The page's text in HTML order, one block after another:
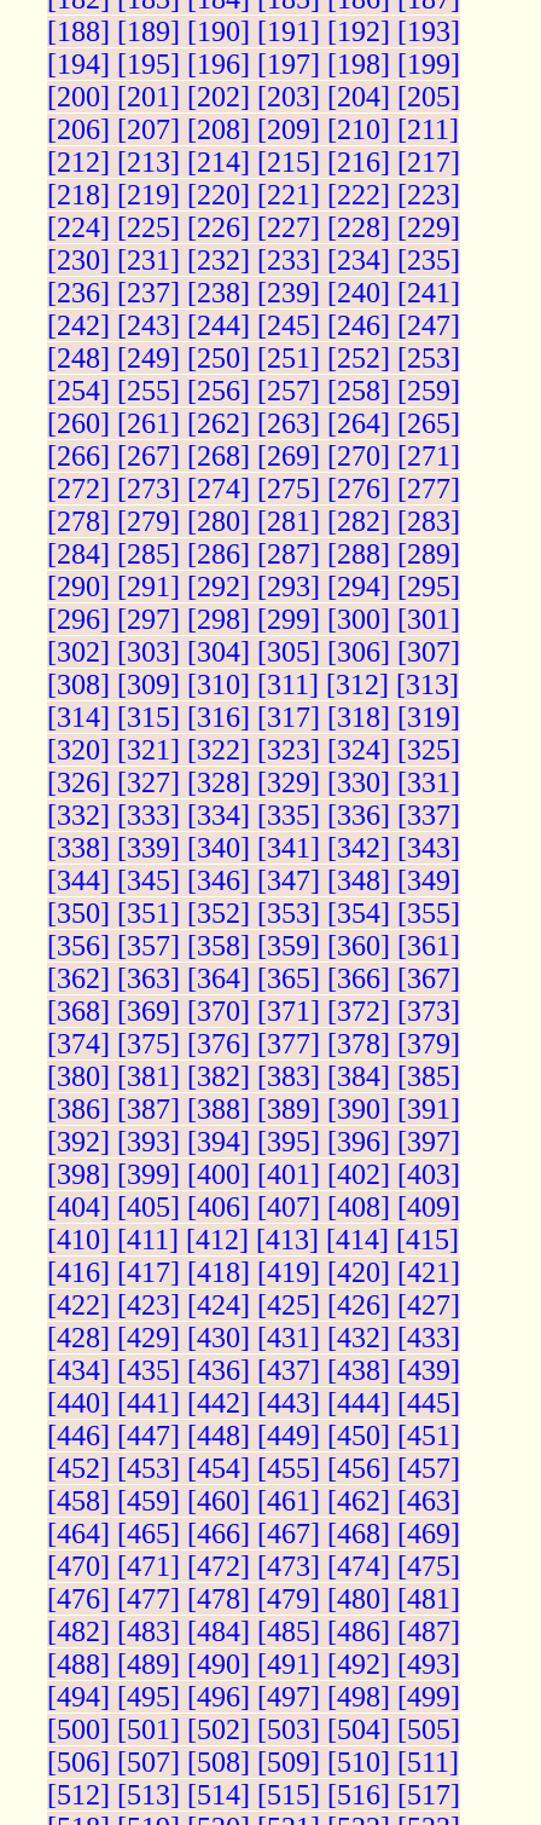
[188] [189] [190] [191] [192] [193]
[194] [195] [196] [197] [198] [199]
[200] [201] [202] [203] [204] [205]
[206] [207] [208] [209] [210] [211]
[212] [213] [214] [215] [216] [217]
[218] [219] [220] [221] [222] [223]
[224] [225] [226] [227] [228] [229]
[230] [231] [232] [233] [234] [235]
[236] [237] [238] [239] [240] [241]
[242] [243] [244] [245] [246] [247]
[248] [249] [250] [251] [252] [253]
[254] [255] [256] [257] [258] [259]
[260] [261] [262] [263] [264] [265]
[266] [267] [268] [269] [270] [271]
[272] [273] [274] [275] [276] [277]
[278] [279] [280] [281] [282] [283]
[284] [285] [286] [287] [288] [289]
[290] [291] [292] [293] [294] [295]
[296] [297] [298] [299] [300] [301]
[302] [303] [304] [305] [306] [307]
[308] [309] [310] [311] [312] [313]
[314] [315] [316] [317] [318] [319]
[320] [321] [322] [323] [324] [325]
[326] [327] [328] [329] [330] [331]
[332] [333] [334] [335] [336] [337]
[338] [339] [340] [341] [342] [343]
[344] [345] [346] [347] [348] [349]
[350] [351] [352] [353] [354] [355]
[356] [357] [358] [359] [360] [361]
[362] [363] [364] [365] [366] [367]
[368] [369] [370] [371] [372] [373]
[374] [375] [376] [377] [378] [379]
[380] [381] [382] [383] [384] [385]
[386] [387] [388] [389] [390] [391]
[392] [393] [394] [395] [396] [397]
[398] [399] [400] [401] [402] [403]
[404] [405] [406] [407] [408] [409]
[410] [411] [412] [413] [414] [415]
[416] [417] [418] [419] [420] [421]
[422] [423] [424] [425] [426] [427]
[428] [429] [430] [431] [432] [433]
[434] [435] [436] [437] [438] [439]
[440] [441] [442] [443] [444] [445]
[446] [447] [448] [449] [450] [451]
[452] [453] [454] [455] [456] [457]
[458] [459] [460] [461] [462] [463]
[464] [465] [466] [467] [468] [469]
[470] [471] [472] [473] [474] [475]
[476] [477] [478] [479] [480] [481]
[482] [483] [484] [485] [486] [487]
[488] [489] [490] [491] [492] [493]
[494] [495] [496] [497] [498] [499]
[500] [501] [502] [503] [504] [505]
[506] [507] [508] [509] [510] [511]
[512] [513] [514] [515] [516] [517]